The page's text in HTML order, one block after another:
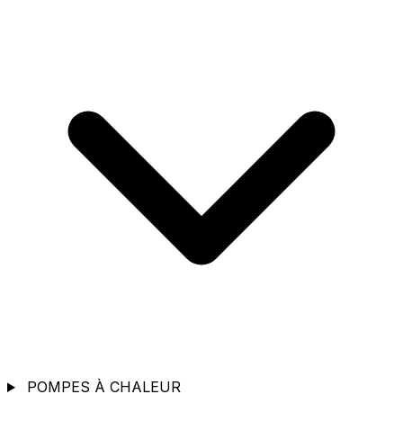
POMPES À CHALEUR